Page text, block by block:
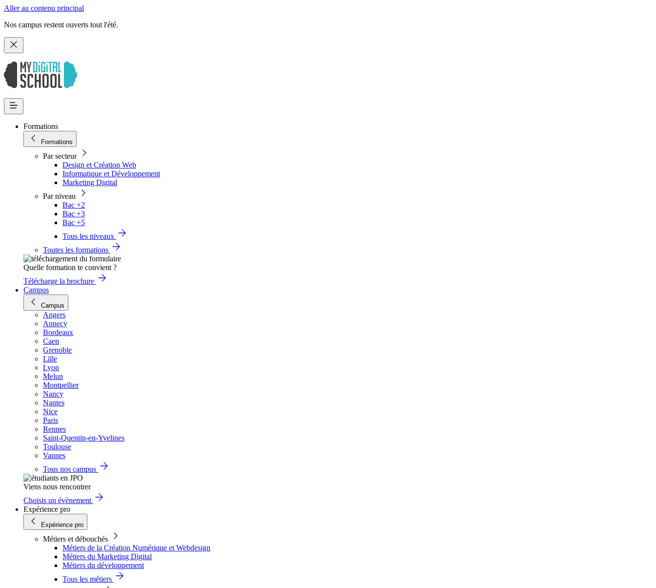
Aller au contenu principal
Nos campus restent ouverts tout l'été.
Formations
Formations
Par secteur
Design et Création Web
Informatique et Développement
Marketing Digital
Par niveau
Bac +2
Bac +3
Bac +5
Tous les niveaux
Toutes les formations
Quelle formation te convient ?
Télécharge la brochure
Campus
Campus
Angers
Annecy
Bordeaux
Caen
Grenoble
Lille
Lyon
Melun
Montpellier
Nancy
Nantes
Nice
Paris
Rennes
Saint-Quentin-en-Yvelines
Toulouse
Vannes
Tous nos campus
Viens nous rencontrer
Choisis un évènement
Expérience pro
Expérience pro
Métiers et débouchés
Métiers de la Création Numérique et Webdesign
Métiers du Marketing Digital
Métiers du développement
Tous les métiers